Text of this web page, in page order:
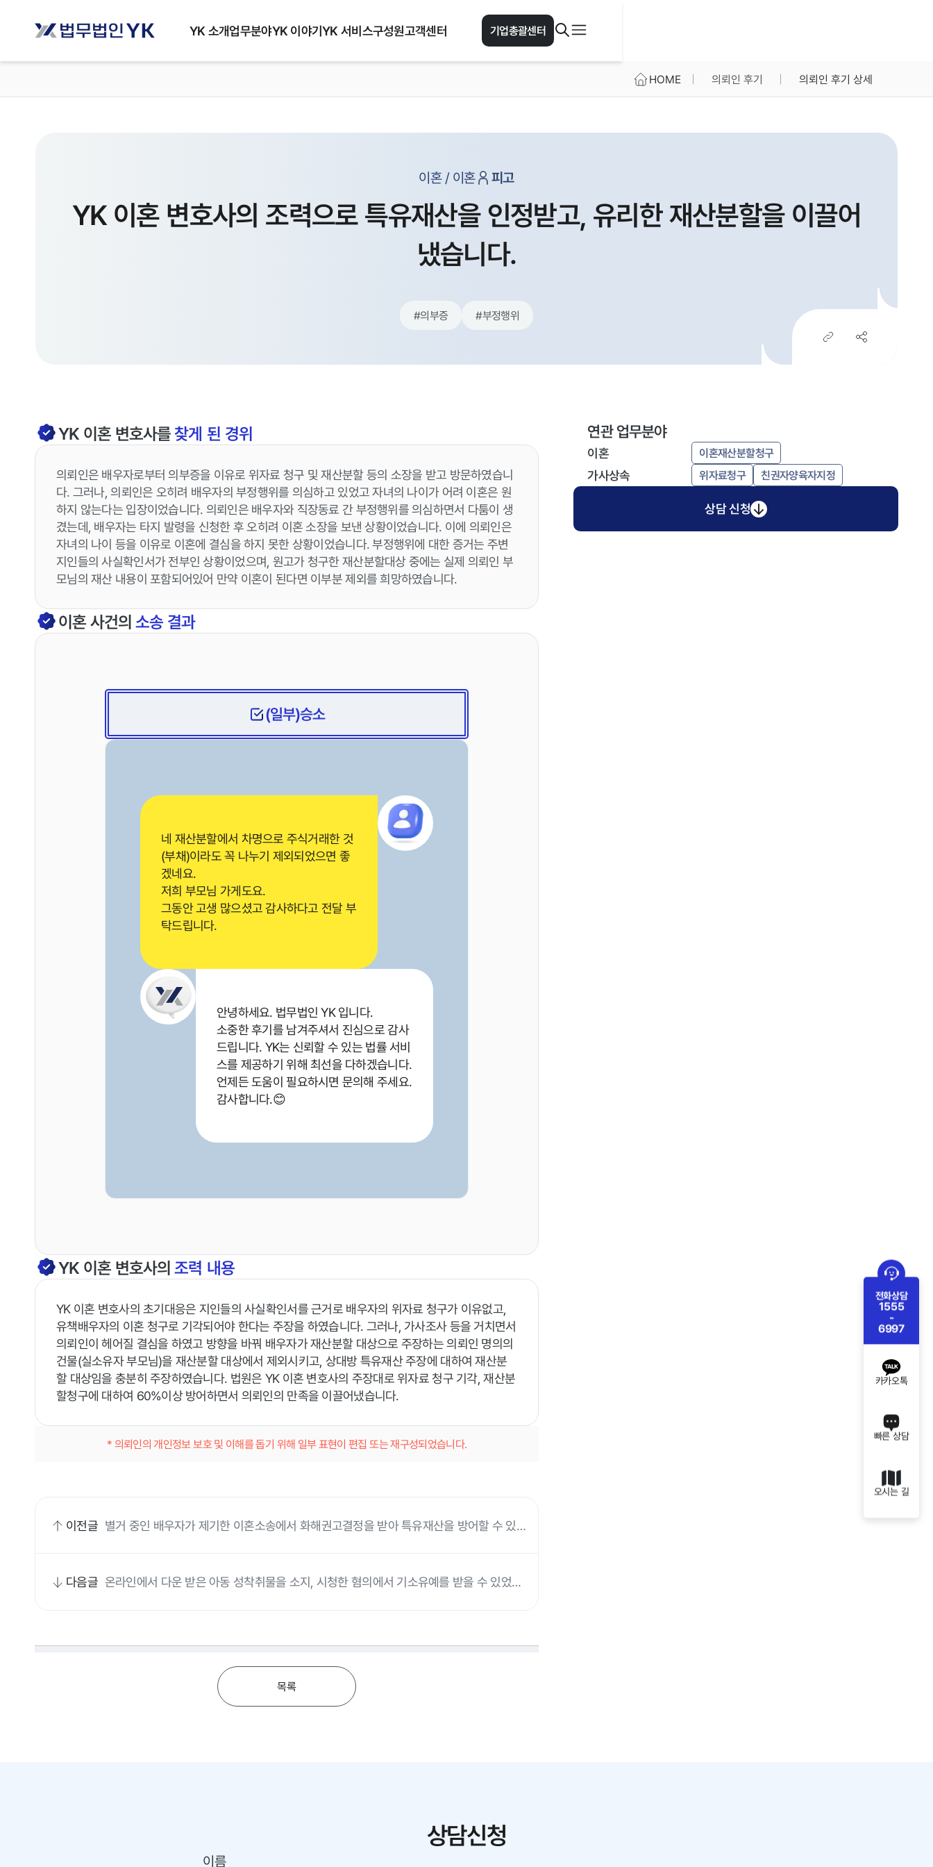
YK 소개업무분야YK 이야기YK 서비스구성원고객센터 기업총괄센터
HOME 의뢰인 후기 의뢰인 후기 상세
이혼 / 이혼 피고
YK 이혼 변호사의 조력으로 특유재산을 인정받고, 유리한 재산분할을 이끌어
냈습니다.
#의부증 #부정행위
YK 이혼 변호사를찾게 된 경위
의뢰인은 배우자로부터 의부증을 이유로 위자료 청구 및 재산분할 등의 소장을 받고 방문하였습니
다. 그러나, 의뢰인은 오히려 배우자의 부정행위를 의심하고 있었고 자녀의 나이가 어려 이혼은 원
하지 않는다는 입장이었습니다. 의뢰인은 배우자와 직장동료 간 부정행위를 의심하면서 다툼이 생
겼는데, 배우자는 타지 발령을 신청한 후 오히려 이혼 소장을 보낸 상황이었습니다. 이에 의뢰인은
자녀의 나이 등을 이유로 이혼에 결심을 하지 못한 상황이었습니다. 부정행위에 대한 증거는 주변
지인들의 사실확인서가 전부인 상황이었으며, 원고가 청구한 재산분할대상 중에는 실제 의뢰인 부
모님의 재산 내용이 포함되어있어 만약 이혼이 된다면 이부분 제외를 희망하였습니다.
이혼사건의소송 결과
(일부)승소
네 재산분할에서 차명으로 주식거래한 것
(부채)이라도 꼭 나누기 제외되었으면 좋
겠네요.
저희 부모님 가게도요.
그동안 고생 많으셨고 감사하다고 전달 부
탁드립니다.
안녕하세요. 법무법인 YK 입니다.
소중한 후기를 남겨주셔서 진심으로 감사
드립니다. YK는 신뢰할 수 있는 법률 서비
스를 제공하기 위해 최선을 다하겠습니다.
언제든 도움이 필요하시면 문의해 주세요.
감사합니다.😊
YK 이혼 변호사의조력 내용
YK 이혼 변호사의 초기대응은 지인들의 사실확인서를 근거로 배우자의 위자료 청구가 이유없고,
유책배우자의 이혼 청구로 기각되어야 한다는 주장을 하였습니다. 그러나, 가사조사 등을 거치면서
의뢰인이 헤어질 결심을 하였고 방향을 바꿔 배우자가 재산분할 대상으로 주장하는 의뢰인 명의의
건물(실소유자 부모님)을 재산분할 대상에서 제외시키고, 상대방 특유재산 주장에 대하여 재산분
할 대상임을 충분히 주장하였습니다. 법원은 YK 이혼 변호사의 주장대로 위자료 청구 기각, 재산분
할청구에 대하여 60%이상 방어하면서 의뢰인의 만족을 이끌어냈습니다.
* 의뢰인의 개인정보 보호 및 이해를 돕기 위해 일부 표현이 편집 또는 재구성되었습니다.
연관 업무분야
이혼 이혼재산분할청구
가사상속 위자료청구 친권자양육자지정
상담 신청
이전글 별거 중인 배우자가 제기한 이혼소송에서 화해권고결정을 받아 특유재산을 방어할 수 있었
다음글 온라인에서 다운 받은 아동 성착취물을 소지, 시청한 혐의에서 기소유예를 받을 수 있었습
목록
상담신청
이름
전화상담
1555
-
6997
카카오톡
빠른 상담
오시는 길